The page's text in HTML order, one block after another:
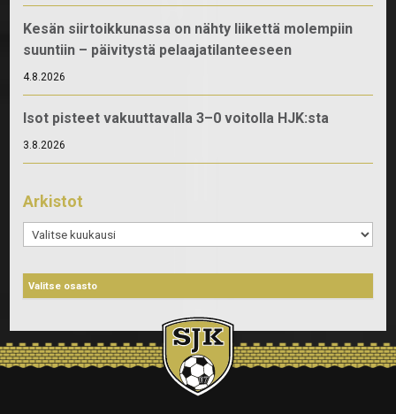
Kesän siirtoikkunassa on nähty liikettä molempiin
suuntiin – päivitystä pelaajatilanteeseen
4.8.2026
Isot pisteet vakuuttavalla 3–0 voitolla HJK:sta
3.8.2026
Arkistot
Arkistot